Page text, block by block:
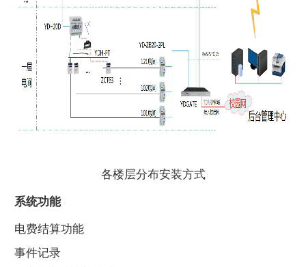
各楼层分布安装方式
系统功能
电费结算功能
事件记录